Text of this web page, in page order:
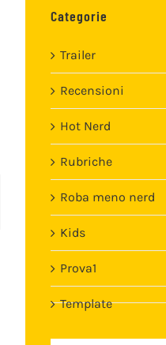
Categorie
Trailer
Recensioni
Hot Nerd
Rubriche
Roba meno nerd
Kids
Prova1
Template